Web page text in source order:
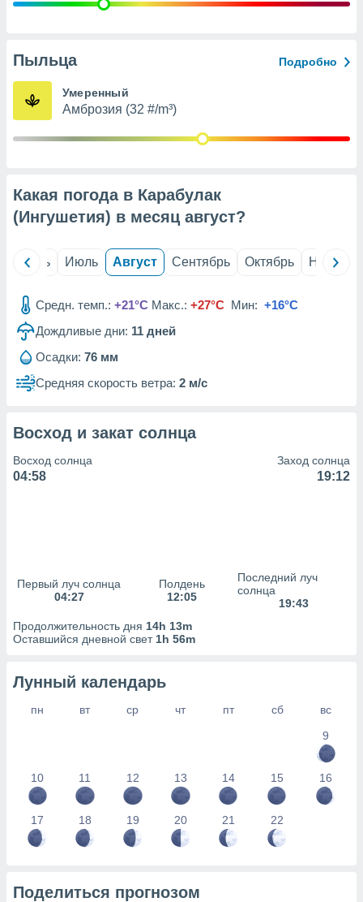
рекламы
сведения
1199
Пыльца Подробно
Умеренный
Амброзия (32 #/m³)
Какая погода в Карабулак
(Ингушетия) в месяц август?
Июнь Июль Август Сентябрь Октябрь Ноябрь
Средн. темп.: +21°C Макс.: +27°C Мин: +16°C
Дождливые дни: 11 дней
Осадки: 76 мм
Средняя скорость ветра: 2 м/с
Восход и закат солнца
Восход солнца
04:58
Заход солнца
19:12
Первый луч солнца
04:27
Полдень
12:05
Последний луч
солнца
19:43
Продолжительность дня 14h 13m
Оставшийся дневной свет 1h 56m
Лунный календарь
пн вт ср чт пт сб
вс
9
10 11 12 13 14 15 16
17 18 19 20 21 22
Поделиться прогнозом